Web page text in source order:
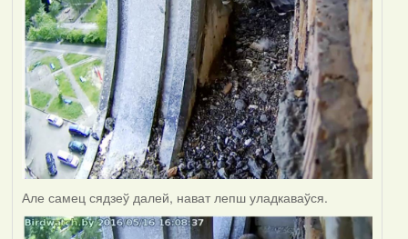
Але самец сядзеў далей, нават лепш уладкаваўся.